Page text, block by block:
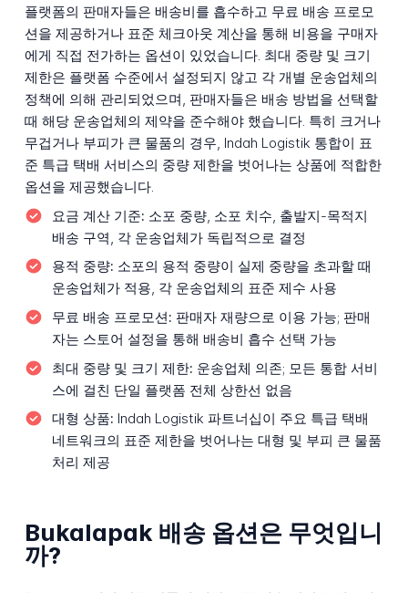
플랫폼의 판매자들은 배송비를 흡수하고 무료 배송 프로모
션을 제공하거나 표준 체크아웃 계산을 통해 비용을 구매자
에게 직접 전가하는 옵션이 있었습니다. 최대 중량 및 크기
제한은 플랫폼 수준에서 설정되지 않고 각 개별 운송업체의
정책에 의해 관리되었으며, 판매자들은 배송 방법을 선택할
때 해당 운송업체의 제약을 준수해야 했습니다. 특히 크거나
무겁거나 부피가 큰 물품의 경우, Indah Logistik 통합이 표
준 특급 택배 서비스의 중량 제한을 벗어나는 상품에 적합한
옵션을 제공했습니다.
요금 계산 기준: 소포 중량, 소포 치수, 출발지-목적지
배송 구역, 각 운송업체가 독립적으로 결정
용적 중량: 소포의 용적 중량이 실제 중량을 초과할 때
운송업체가 적용, 각 운송업체의 표준 제수 사용
무료 배송 프로모션: 판매자 재량으로 이용 가능; 판매
자는 스토어 설정을 통해 배송비 흡수 선택 가능
최대 중량 및 크기 제한: 운송업체 의존; 모든 통합 서비
스에 걸친 단일 플랫폼 전체 상한선 없음
대형 상품: Indah Logistik 파트너십이 주요 특급 택배
네트워크의 표준 제한을 벗어나는 대형 및 부피 큰 물품
처리 제공
Bukalapak 배송 옵션은 무엇입니
까?